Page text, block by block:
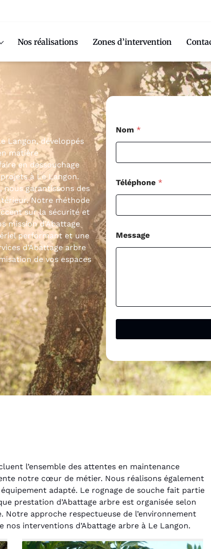
Nos réalisations Zones d’intervention
Langon, développés
matière
en dessouchage
à Le Langon.
nous garantissons des
Notre méthode
sur la sécurité et
mission d’Abattage
performant et une
d’Abattage arbre
de vos espaces
Nom *
Téléphone *
Message
l’ensemble des attentes en maintenance
notre cœur de métier. Nous réalisons également
adapté. Le rognage de souche fait partie
prestation d’Abattage arbre est organisée selon
approche respectueuse de l’environnement
interventions d’Abattage arbre à Le Langon.